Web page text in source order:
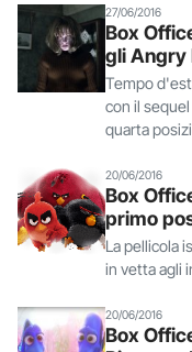
27/06/2016
Box
gli Angry
Tempo
con il
quarta
20/06/2016
Box
primo
La pellicola
in vetta agli
20/06/2016
Box